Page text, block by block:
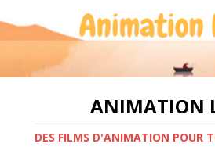
ANIMATION
DES FILMS D'ANIMATION POUR